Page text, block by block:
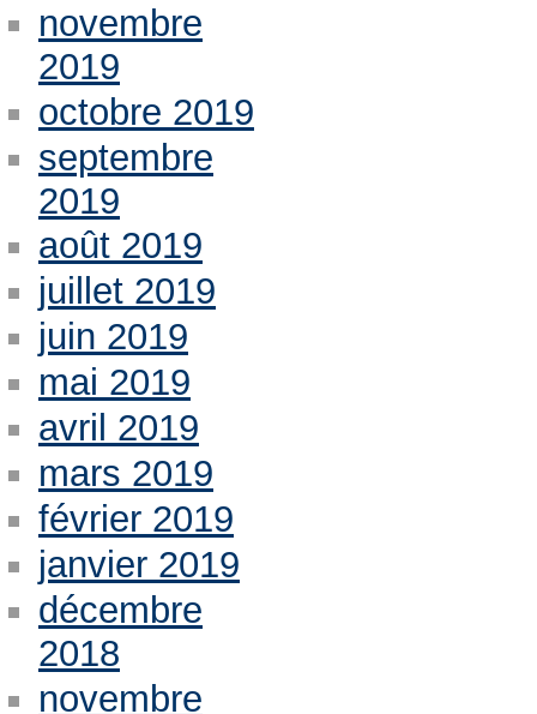
novembre
2019
octobre 2019
septembre
2019
août 2019
juillet 2019
juin 2019
mai 2019
avril 2019
mars 2019
février 2019
janvier 2019
décembre
2018
novembre